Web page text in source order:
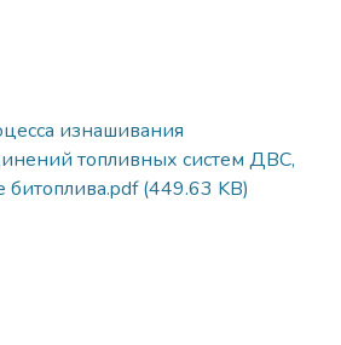
изнашивания
топливных систем ДВС,
(449.63 KB)